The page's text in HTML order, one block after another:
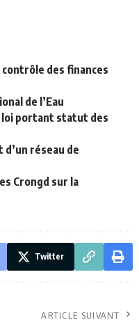
des finances
de l’Eau
loi portant statut des
réseau de
Crongd sur la
Twitter
ARTICLE SUIVANT